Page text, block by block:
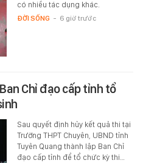
có nhiều tác dụng khác.
ĐỜI SỐNG - 6 giờ trước
Chỉ đạo cấp tỉnh tổ
Sau quyết định hủy kết quả thi tại
Trường THPT Chuyên, UBND tỉnh
Tuyên Quang thành lập Ban Chỉ
đạo cấp tỉnh để tổ chức kỳ thi…